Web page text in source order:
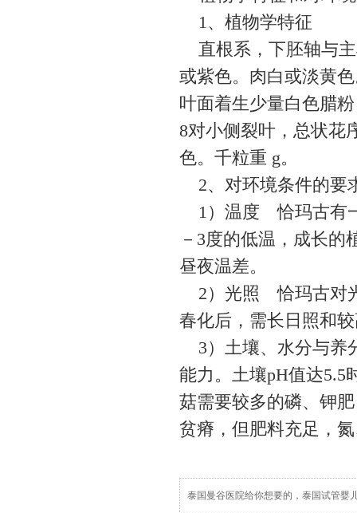
1、植物学特征
直根系，下胚轴与主
或紫色。肉白或淡黄
叶面着生少量白色腊
8对小侧裂叶，总状花
色。千粒重 g。
2、对环境条件的要
1）温度 恰玛古有一
－3度的低温，成长
昼夜温差。
2）光照 恰玛古对光
春化后，需长日照和
3）土壤、水分与养
能力。土壤pH值达5.5
菇需要较多的磷、钾
贫瘠，但肥料充足，
泰国曼谷医院给你想要的，泰国试管婴